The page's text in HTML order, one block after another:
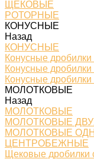
ЩЕКОВЫЕ
РОТОРНЫЕ
КОНУСНЫЕ
Назад
КОНУСНЫЕ
Конусные
Конусные
Конусные
МОЛОТКОВЫЕ
Назад
МОЛОТКОВЫЕ
МОЛОТКОВЫЕ
МОЛОТКОВЫЕ
ЦЕНТРОБЕЖНЫЕ
Щековые дробилки